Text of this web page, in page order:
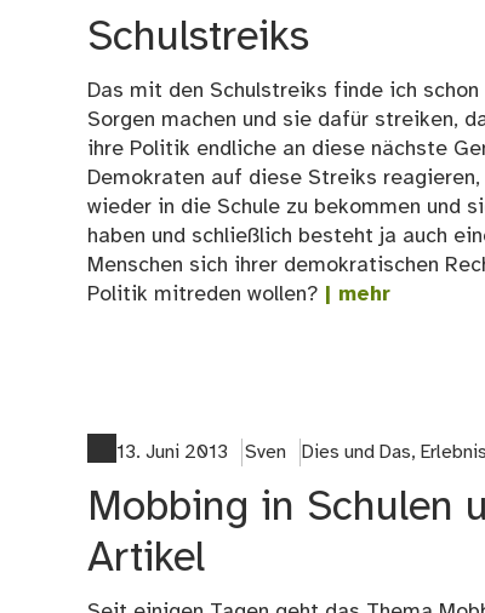
Schulstreiks
Das mit den Schulstreiks finde ich
Sorgen machen und sie dafür streiken,
ihre Politik endliche an diese nächste
Demokraten auf diese Streiks
wieder in die Schule zu bekommen und
haben und schließlich besteht ja auch
Menschen sich ihrer demokratischen
Politik mitreden wollen? | mehr
13. Juni 2013
Sven Dies und Das,
Mobbing in Schulen
Artikel